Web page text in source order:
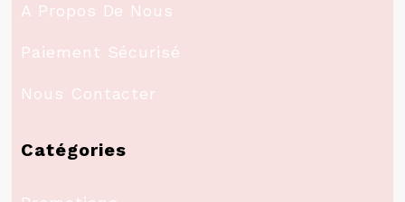
A Propos De Nous
Paiement Sécurisé
Nous Contacter
Catégories